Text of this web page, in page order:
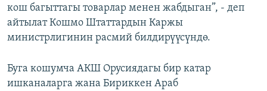
кош багыттагы товарлар менен жабдыган”, - деп
айтылат Кошмо Штаттардын Каржы
министрлигинин расмий билдирүүсүндө.
Буга кошумча АКШ Орусиядагы бир катар
ишканаларга жана Бириккен Араб